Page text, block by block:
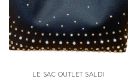
LE SAC OUTLET SALDI